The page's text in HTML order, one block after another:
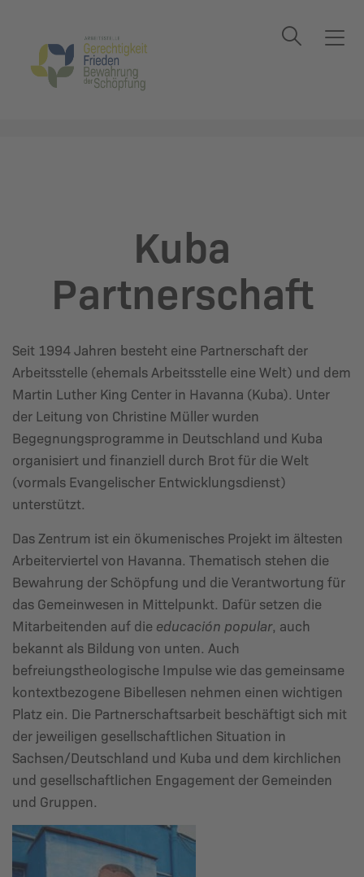
T
Suche
Kuba
Partnerschaft
Seit 1994 Jahren besteht eine Partnerschaft der
Arbeitsstelle (ehemals Arbeitsstelle eine Welt) und dem
Martin Luther King Center in Havanna (Kuba). Unter
der Leitung von Christine Müller wurden
Begegnungsprogramme in Deutschland und Kuba
organisiert und finanziell durch Brot für die Welt
(vormals Evangelischer Entwicklungsdienst)
unterstützt.
Das Zentrum ist ein ökumenisches Projekt im ältesten
Arbeiterviertel von Havanna. Thematisch stehen die
Bewahrung der Schöpfung und die Verantwortung für
das Gemeinwesen in Mittelpunkt. Dafür setzen die
Mitarbeitenden auf die educación popular, auch
bekannt als Bildung von unten. Auch
befreiungstheologische Impulse wie das gemeinsame
kontextbezogene Bibellesen nehmen einen wichtigen
Platz ein. Die Partnerschaftsarbeit beschäftigt sich mit
der jeweiligen gesellschaftlichen Situation in
Sachsen/Deutschland und Kuba und dem kirchlichen
und gesellschaftlichen Engagement der Gemeinden
und Gruppen.